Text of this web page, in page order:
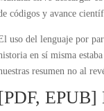
códigos y avance
uso del lenguaje por
en sí misma
resumen no al
[PDF,